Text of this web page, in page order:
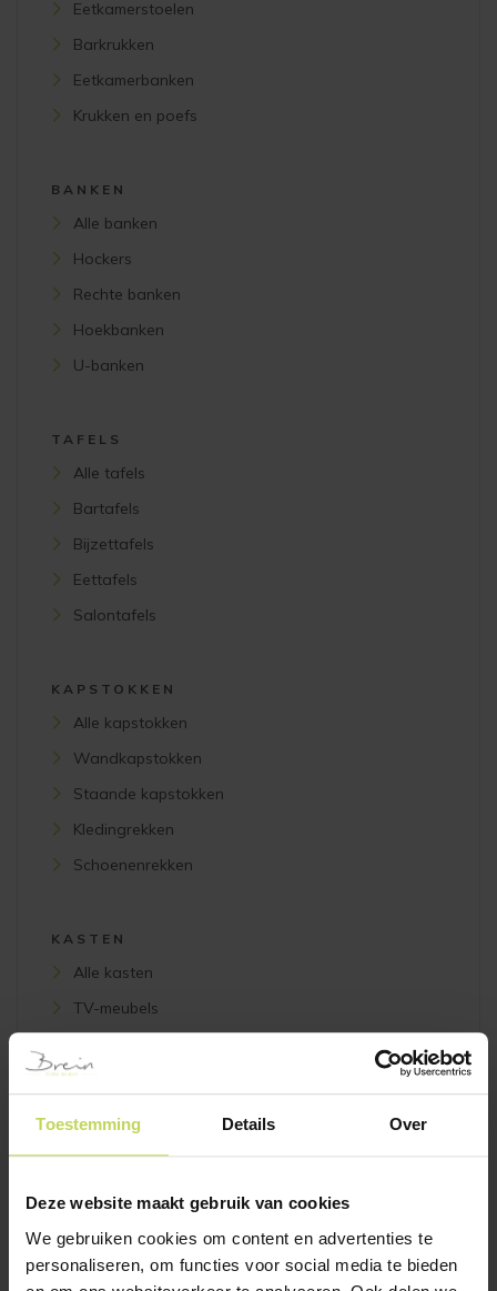
Toestemming Details Over
Deze website maakt gebruik van cookies
We gebruiken cookies om content en advertenties te
personaliseren, om functies voor social media te bieden
Eetkamerstoelen
Barkrukken
Eetkamerbanken
Krukken en poefs
BANKEN
Alle banken
Hockers
Rechte banken
Hoekbanken
U-banken
TAFELS
Alle tafels
Bartafels
Bijzettafels
Eettafels
Salontafels
KAPSTOKKEN
Alle kapstokken
Wandkapstokken
Staande kapstokken
Kledingrekken
Schoenenrekken
KASTEN
Alle kasten
TV-meubels
Modulaire kasten
Wandkasten
Boekenkasten